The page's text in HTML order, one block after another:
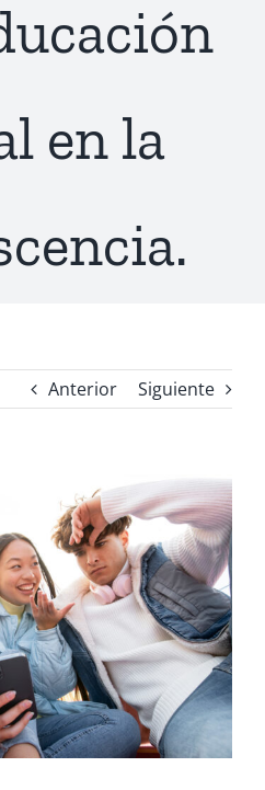
en la
Anterior Siguiente